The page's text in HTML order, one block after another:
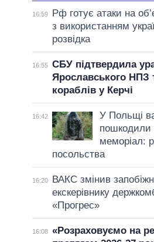
16:59
Рф готує атаки на
з використанням
розвідка
16:55 СБУ підтвердила
Ярославського НПЗ
кораблів у Керчі
16:42
У Польщі
пошкодили
меморіал:
посольства
16:20
ВАКС змінив
екскерівнику
«Прогрес»
16:08 «Розраховуємо на